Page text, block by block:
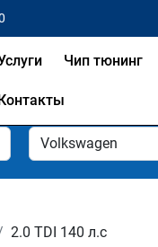
Чип тюнинг
2.0 TDI 140 л.с